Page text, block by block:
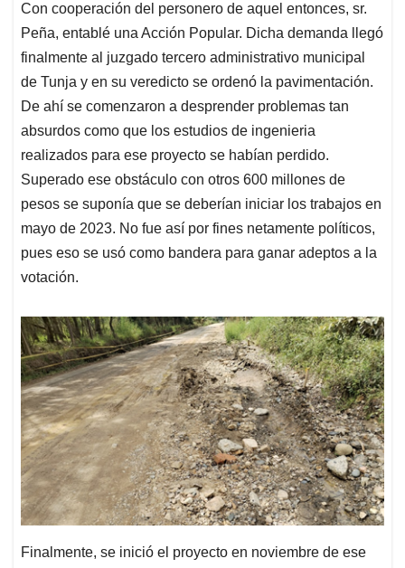
Con cooperación del personero de aquel entonces, sr.
Peña, entablé una Acción Popular. Dicha demanda llegó
finalmente al juzgado tercero administrativo municipal
de Tunja y en su veredicto se ordenó la pavimentación.
De ahí se comenzaron a desprender problemas tan
absurdos como que los estudios de ingenieria
realizados para ese proyecto se habían perdido.
Superado ese obstáculo con otros 600 millones de
pesos se suponía que se deberían iniciar los trabajos en
mayo de 2023. No fue así por fines netamente políticos,
pues eso se usó como bandera para ganar adeptos a la
votación.
Finalmente, se inició el proyecto en noviembre de ese